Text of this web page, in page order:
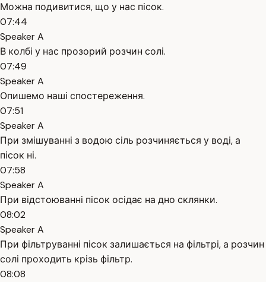
Можна подивитися, що у нас пісок.
07:44
Speaker A
В колбі у нас прозорий розчин солі.
07:49
Speaker A
Опишемо наші спостереження.
07:51
Speaker A
При змішуванні з водою сіль розчиняється у воді, а
пісок ні.
07:58
Speaker A
При відстоюванні пісок осідає на дно склянки.
08:02
Speaker A
При фільтруванні пісок залишається на фільтрі, а розчин
солі проходить крізь фільтр.
08:08